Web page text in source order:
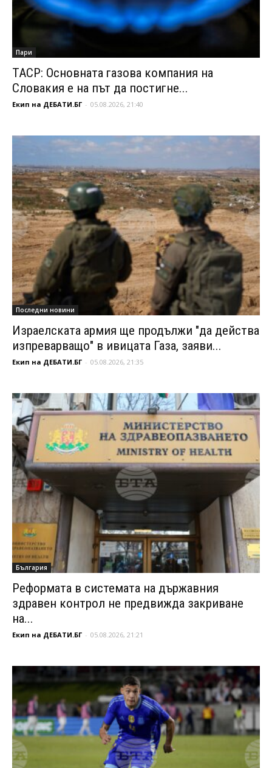
Пари
ТАСР: Основната газова компания на
Словакия е на път да постигне...
Екип на ДЕБАТИ.БГ - 05.08.2026, 21:40
Последни новини
Израелската армия ще продължи "да действа
изпреварващо" в ивицата Газа, заяви...
Екип на ДЕБАТИ.БГ - 05.08.2026, 21:35
България
Реформата в системата на държавния
здравен контрол не предвижда закриване
на...
Екип на ДЕБАТИ.БГ - 05.08.2026, 21:21